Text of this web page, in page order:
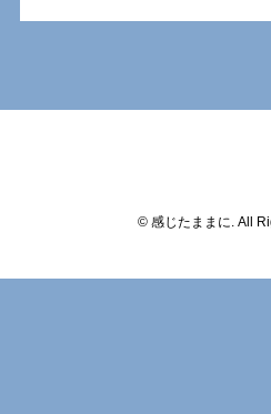
© 感じたままに. All